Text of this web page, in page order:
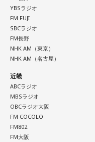
の中で自然にこなしてい
れているかもしれません
う。
今日は異性からの注目度
らっしゃる方は、お洒落
出会いを求めていらっし
ょう。
YBSラジオ
FM FUJI
SBCラジオ
FM長野
NHK AM（東京）
NHK AM（名古屋）
近畿
ABCラジオ
MBSラジオ
OBCラジオ大阪
FM COCOLO
FM802
FM大阪